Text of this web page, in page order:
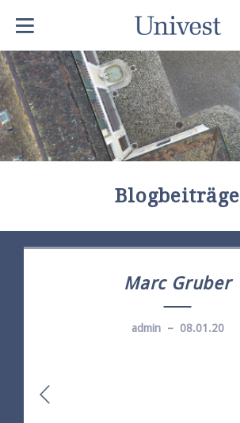
Blogbeiträge
Marc Gruber
admin – 08.01.20